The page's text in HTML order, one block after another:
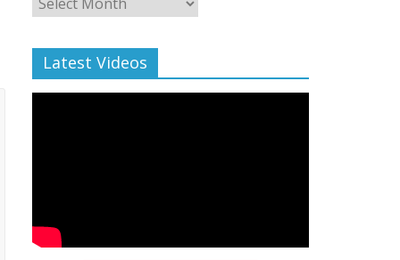
Archive
Latest Videos